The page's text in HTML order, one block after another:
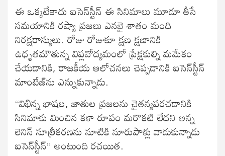
ఈ ఒక్కటేకాదు ఐసెన్‍స్టీన్‍ ఈ సినిమాలు మూడూ తీసే
సమయానికి రష్యా ప్రజలు ఎనబై శాతం మంది
నిరక్షరాస్యులు. రోజు రోజుకూ క్షణ క్షణానికి
ఉధృతమౌతున్న విప్లవోద్యమంలో ప్రేక్షకుల్ని మమేకం
చేయడానికి, రాజకీయ ఆలోచనలు చెప్పడానికి ఐసెన్‍స్టీన్‍
మాంటేజ్‍ను ఎన్నుకున్నాడు.
“విభిన్న భాషల, జాతుల ప్రజలను చైతన్యపరచడానికి
సినిమాకు మించిన కళా రూపం మరొకటి లేదని అన్న
లెనిన్‍ సూత్రీకరణను నూటికి నూరుపాళ్లు వాడుకున్నాడు
ఐసెన్‍స్టీన్‍” అంటుంది రచయిత.